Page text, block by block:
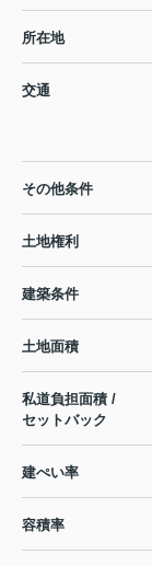
所在地
交通
その他条件
土地権利
建築条件
土地面積
私道負担面積 /
セットバック
建ぺい率
容積率